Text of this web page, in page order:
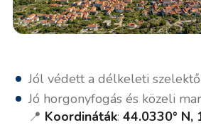
Jól védett a délkeleti
Jó horgonyfogás és közeli
📍 Koordináták: 44.0330° N,